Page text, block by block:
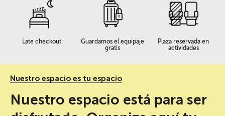
Late checkout
Guardamos el equipaje
gratis
Plaza reservada en
actividades
Nuestro espacio es tu espacio
Nuestro espacio está para ser